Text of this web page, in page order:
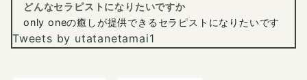
どんなセラピストになりたいですか
only oneの癒しが提供できるセラピストになりたいです
Tweets by utatanetamai1